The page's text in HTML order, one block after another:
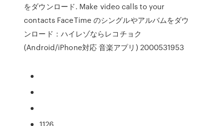
をダウンロード. Make video calls to your
contacts FaceTime のシングルやアルバムをダウ
ンロード：ハイレゾならレコチョク
(Android/iPhone対応 音楽アプリ) 2000531953
1126